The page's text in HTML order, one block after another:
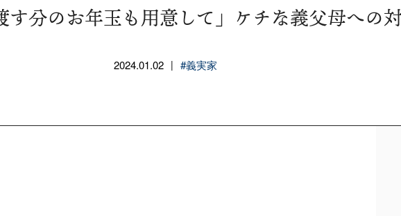
す分のお年玉も用意して」ケチな義父母への
2024.01.02 | #義実家